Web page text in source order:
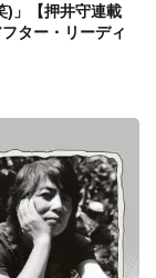
)」【押井守連載
ター・リーディ